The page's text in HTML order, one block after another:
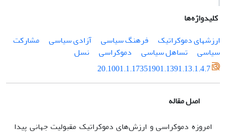
کلیدواژه‌ها
ارزشهاى دموکراتیک
فرهنگ سیاسى آزادى سیاسى
مشارکت
سیاسى
تساهل سیاسى دموکراسى
نسل
20.1001.1.17351901.1391.13.1.4.7
اصل مقاله
امروزه دموکراسى و ارزش‌هاى دموکراتیک مقبولیت جهانى پیدا